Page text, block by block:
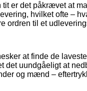
er det påkrævet at
hvilket ofte –
ordren til et
at finde de
det uundgåeligt at
og mænd –